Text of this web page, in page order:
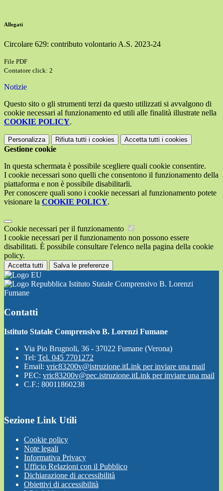
Allegati
Circolare 629: contributo volontario A.S. 2023-24
File PDF
Contatore click: 2
Notizie
Questo sito o gli strumenti terzi da questo utilizzati si avvalgono di
cookie necessari al funzionamento ed utili alle finalità illustrate nella
COOKIE POLICY.
Personalizza Rifiuta tutti i cookies Accetta tutti i cookies
Gestione cookie
In questa schermata è possibile scegliere quali cookie consentire.
I cookie necessari sono quelli che consentono il funzionamento della
piattaforma e non è possibile disabilitarli.
Per conoscere quali sono i cookie necessari al funzionamento potete
visionare la COOKIE POLICY.
Cookie necessari per il funzionamento
I cookie necessari per il funzionamento non possono essere
disabilitati. È possibile consultare l'elenco nella pagina della cookie
policy.
Accetta tutti Salva le preferenze
Istituto Statale Comprensivo B. Lorenzi
Fumane
Contatti
Istituto Statale Comprensivo B. Lorenzi Fumane
Via Pio Brugnoli, 36 - 37022 Fumane (Verona)
Tel: Tel. 045 7701272
Email: vric83200v@istruzione.itLink per inviare una mail
PEC: vric83200v@pec.istruzione.itLink per inviare una mail
C.F.: 80011860238
Sezione Link Utili
Cookie policy
Note legali
Informativa Privacy
Ufficio Relazioni con il Pubblico
Dichiarazione di accessibilità
Obiettivi di accessibilità